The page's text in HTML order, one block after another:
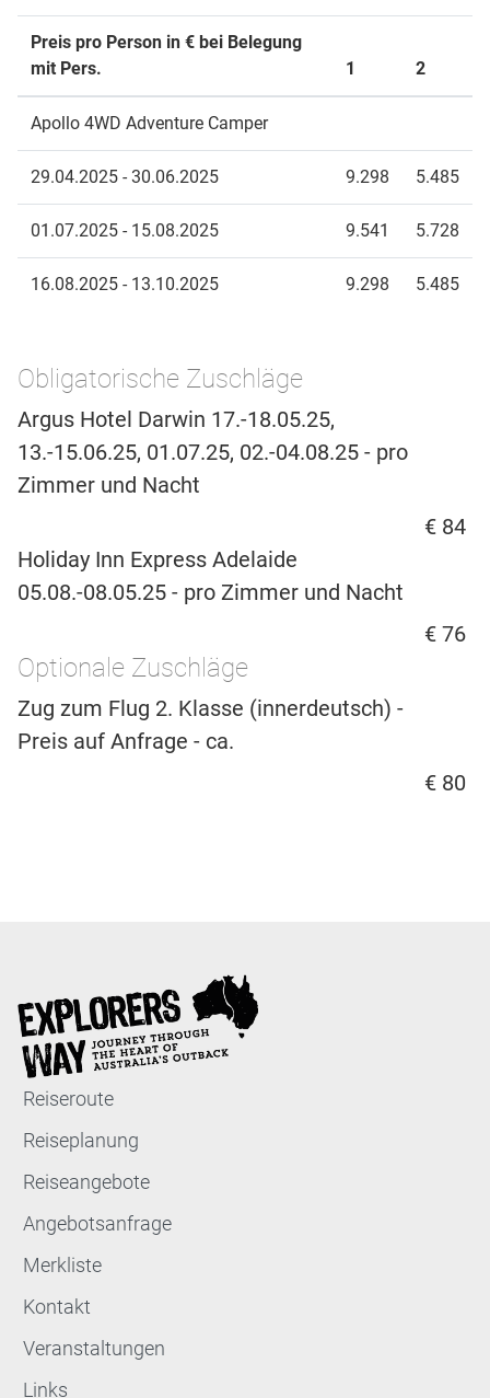
Preis pro Person in € bei Belegung
mit Pers.
1 2
Apollo 4WD Adventure Camper
29.04.2025 - 30.06.2025 9.298 5.485
01.07.2025 - 15.08.2025 9.541 5.728
16.08.2025 - 13.10.2025 9.298 5.485
Obligatorische Zuschläge
Argus Hotel Darwin 17.-18.05.25,
13.-15.06.25, 01.07.25, 02.-04.08.25 - pro
Zimmer und Nacht
€ 84
Holiday Inn Express Adelaide
05.08.-08.05.25 - pro Zimmer und Nacht
€ 76
Optionale Zuschläge
Zug zum Flug 2. Klasse (innerdeutsch) -
Preis auf Anfrage - ca.
€ 80
Reiseroute
Reiseplanung
Reiseangebote
Angebotsanfrage
Merkliste
Kontakt
Veranstaltungen
Links